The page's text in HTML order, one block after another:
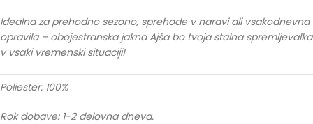
Idealna za prehodno sezono, sprehode v naravi ali vsakodnevna
opravila – obojestranska jakna Ajša bo tvoja stalna spremljevalka
v vsaki vremenski situaciji!
Poliester: 100%
Rok dobave: 1-2 delovna dneva.